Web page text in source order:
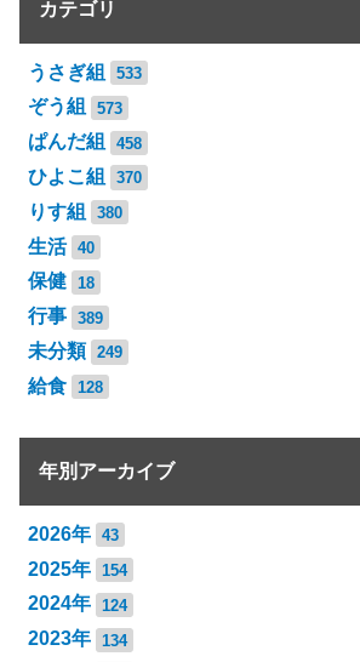
カテゴリ
うさぎ組 533
ぞう組 573
ぱんだ組 458
ひよこ組 370
りす組 380
生活 40
保健 18
行事 389
未分類 249
給食 128
年別アーカイブ
2026年 43
2025年 154
2024年 124
2023年 134